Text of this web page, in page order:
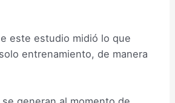
este estudio midió lo que
entrenamiento, de manera